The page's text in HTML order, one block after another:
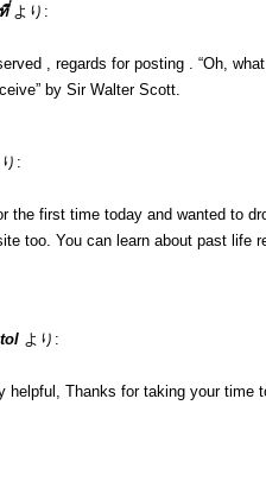
より:
, regards for posting . “Oh,
by Sir Walter Scott.
:
the first time today and wanted to
too. You can learn about past life
より:
helpful, Thanks for taking your time